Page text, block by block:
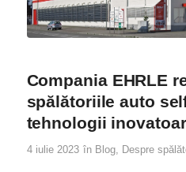
Compania EHRLE
spălătoriile auto
tehnologii
4 iulie 2023 în Blog, Despre